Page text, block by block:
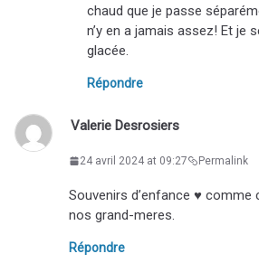
chaud que je passe
n’y en a jamais assez! Et je
glacée.
Répondre
Valerie Desrosiers
24 avril 2024 at 09:27 Permalink
Souvenirs d’enfance ♥️ comme
nos grand-meres.
Répondre